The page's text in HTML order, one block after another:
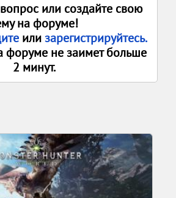
или создайте свою
на форуме!
илизарегистрируйтесь.
форуме не заимет больше
2 минут.